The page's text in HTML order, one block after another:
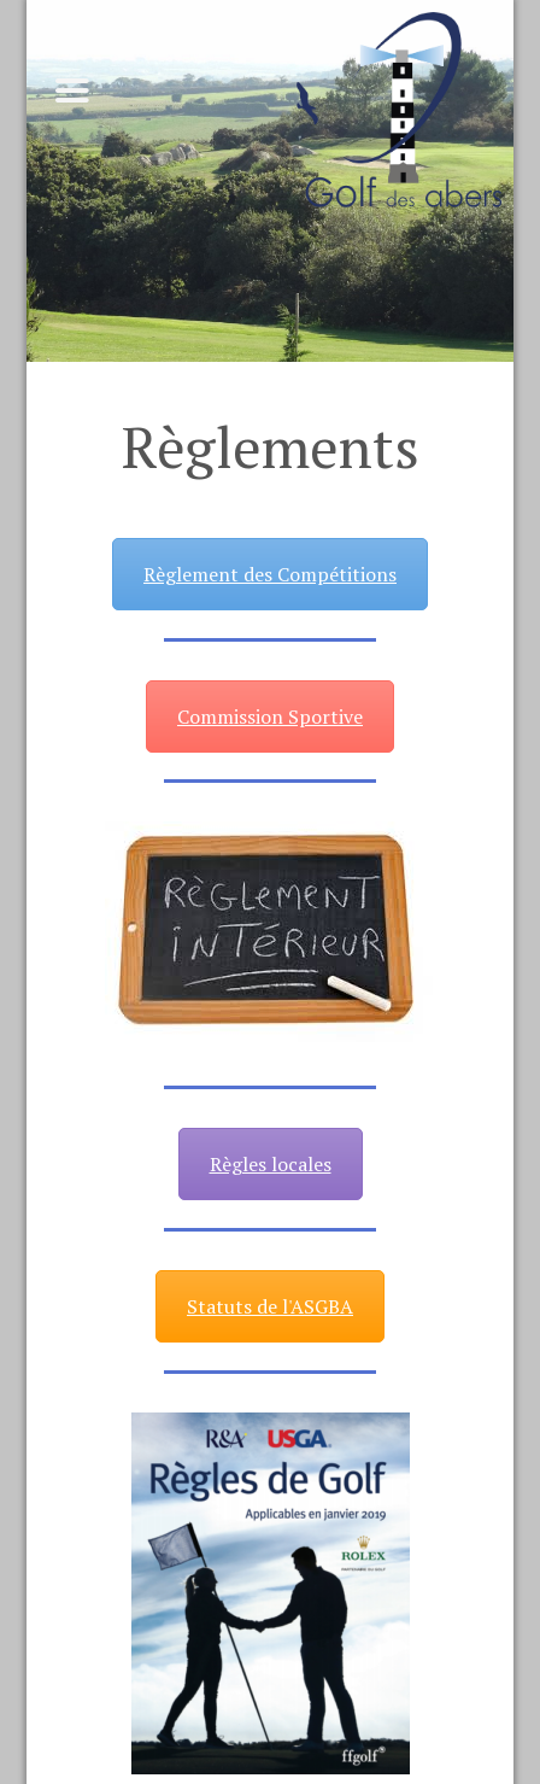
Règlements
Règlement des Compétitions
Commission Sportive
Règles locales
Statuts de l'ASGBA